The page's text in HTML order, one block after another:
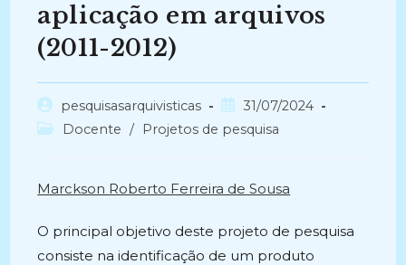
aplicação em arquivos
(2011-2012)
Autor
do
pesquisasarquivisticas
Post
publicado:
31/07/2024
Categoria
Docente / Projetos de pesquisa
Marckson Roberto Ferreira de Sousa
O principal objetivo deste projeto de pesquisa
consiste na identificação de um produto